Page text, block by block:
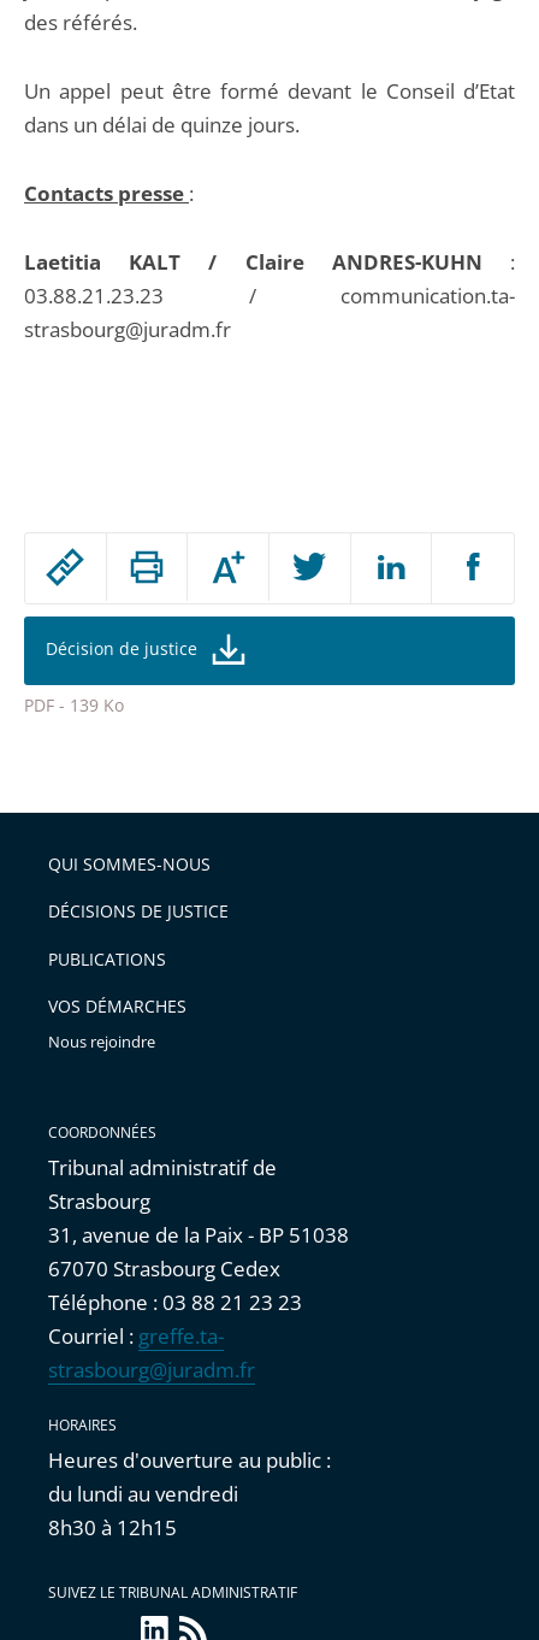
Passer
partage
l'article
pour
Augmenter
ou
la
taille
de
la
police
Décision de justice
PDF - 139 Ko
l'article
pour
avant
des référés.
Un appel peut être formé devant le Conseil d’Etat
dans un délai de quinze jours.
Contacts presse :
Laetitia KALT / Claire ANDRES-KUHN :
03.88.21.23.23 / communication.ta-
strasbourg@juradm.fr
QUI SOMMES-NOUS
DÉCISIONS DE JUSTICE
PUBLICATIONS
VOS DÉMARCHES
Nous rejoindre
COORDONNÉES
Tribunal administratif de
Strasbourg
31, avenue de la Paix - BP 51038
67070 Strasbourg Cedex
Téléphone : 03 88 21 23 23
Courriel : greffe.ta-
strasbourg@juradm.fr
HORAIRES
Heures d'ouverture au public :
du lundi au vendredi
8h30 à 12h15
SUIVEZ LE TRIBUNAL ADMINISTRATIF
linkedin
Flux